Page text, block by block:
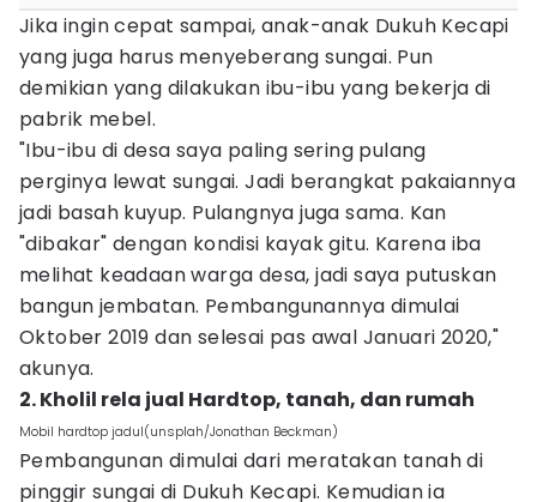
Jika ingin cepat sampai, anak-anak Dukuh Kecapi
yang juga harus menyeberang sungai. Pun
demikian yang dilakukan ibu-ibu yang bekerja di
pabrik mebel.
"Ibu-ibu di desa saya paling sering pulang
perginya lewat sungai. Jadi berangkat pakaiannya
jadi basah kuyup. Pulangnya juga sama. Kan
"dibakar" dengan kondisi kayak gitu. Karena iba
melihat keadaan warga desa, jadi saya putuskan
bangun jembatan. Pembangunannya dimulai
Oktober 2019 dan selesai pas awal Januari 2020,"
akunya.
2. Kholil rela jual Hardtop, tanah, dan rumah
Mobil hardtop jadul(unsplah/Jonathan Beckman)
Pembangunan dimulai dari meratakan tanah di
pinggir sungai di Dukuh Kecapi. Kemudian ia